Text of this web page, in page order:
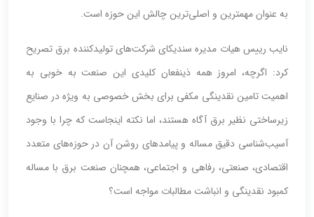
به عنوان مهمترین و اصلی‌ترین چالش این حوزه است.
نایب رییس هیات مدیره سندیکای شرکت‌های تولیدکننده برق تصریح
کرد: اگرچه، امروز همه ذینفعان کلیدی این صنعت به خوبی به
اهمیت تامین نقدینگی مکفی برای بخش خصوصی به ویژه در صنایع
زیرساختی نظیر برق آگاه هستند، اما نکته اینجاست که چرا با وجود
آسیب‌شناسی دقیق مساله و پیامدهای روشن آن در حوزه‌های متعدد
اقتصادی، صنعتی، رفاهی و اجتماعی، همچنان صنعت برق با مساله
کمبود نقدینگی و انباشت مطالبات مواجه است؟